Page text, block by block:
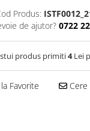
Produs:
de ajutor? 0722
produs primiti4Lei
Favorite Cere